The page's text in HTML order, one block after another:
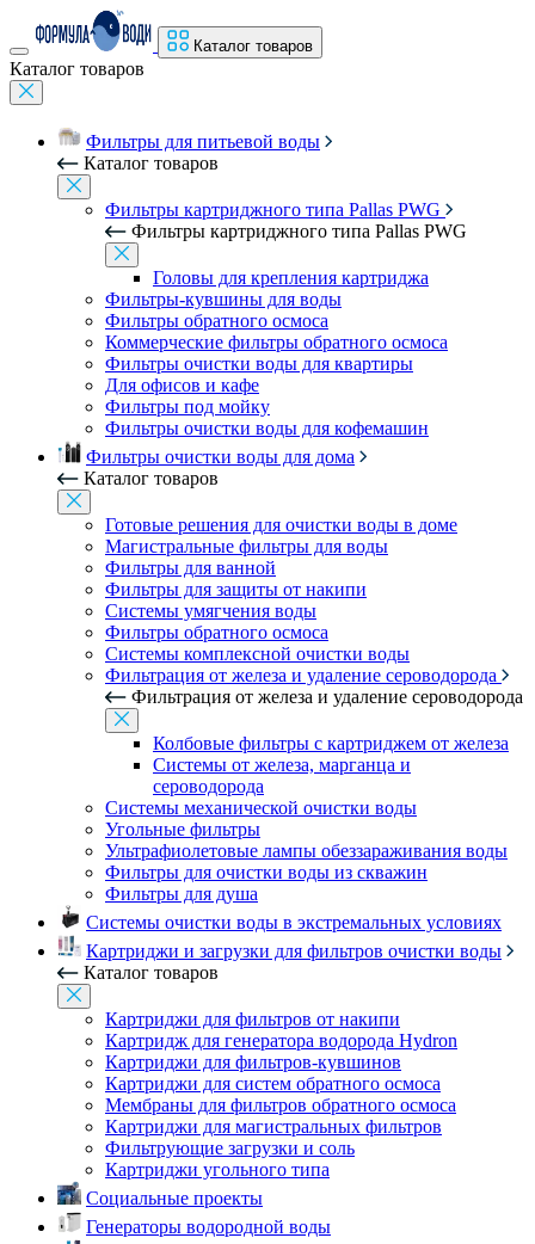
Каталог товаров
Каталог товаров
Фильтры для питьевой воды
Каталог товаров
Фильтры картриджного типа Pallas PWG
Фильтры картриджного типа Pallas PWG
Головы для крепления картриджа
Фильтры-кувшины для воды
Фильтры обратного осмоса
Коммерческие фильтры обратного осмоса
Фильтры очистки воды для квартиры
Для офисов и кафе
Фильтры под мойку
Фильтры очистки воды для кофемашин
Фильтры очистки воды для дома
Каталог товаров
Готовые решения для очистки воды в доме
Магистральные фильтры для воды
Фильтры для ванной
Фильтры для защиты от накипи
Системы умягчения воды
Фильтры обратного осмоса
Системы комплексной очистки воды
Фильтрация от железа и удаление сероводорода
Фильтрация от железа и удаление сероводорода
Колбовые фильтры с картриджем от железа
Системы от железа, марганца и
сероводорода
Системы механической очистки воды
Угольные фильтры
Ультрафиолетовые лампы обеззараживания воды
Фильтры для очистки воды из скважин
Фильтры для душа
Системы очистки воды в экстремальных условиях
Картриджи и загрузки для фильтров очистки воды
Каталог товаров
Картриджи для фильтров от накипи
Картридж для генератора водорода Hydron
Картриджи для фильтров-кувшинов
Картриджи для систем обратного осмоса
Мембраны для фильтров обратного осмоса
Картриджи для магистральных фильтров
Фильтрующие загрузки и соль
Картриджи угольного типа
Социальные проекты
Генераторы водородной воды